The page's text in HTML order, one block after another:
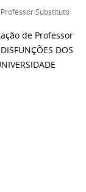
Substituto
de Professor
DOS